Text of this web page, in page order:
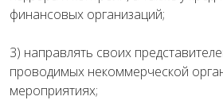
финансовых организаций;
3) направлять своих
проводимых некоммерческой
мероприятиях;